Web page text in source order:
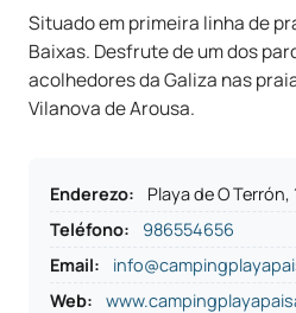
Situado em primeira linha de
Baixas. Desfrute de um dos
acolhedores da Galiza nas
Vilanova de Arousa.
Enderezo:
Playa de O Terrón,
Teléfono:
986554656
Email:
Web: